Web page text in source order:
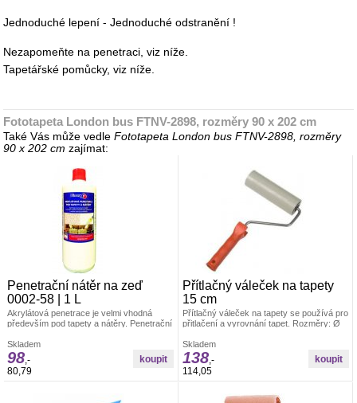
Jednoduché lepení - Jednoduché odstranění !
Nezapomeňte na penetraci, viz níže.
Tapetářské pomůcky, viz níže.
Fototapeta London bus FTNV-2898, rozměry 90 x 202 cm
Také Vás může vedleFototapeta London bus FTNV-2898, rozměry
90 x 202 cm zajímat:
Penetrační nátěr na zeď
0002-58 | 1 L
Akrylátová penetrace je velmi vhodná
především pod tapety a nátěry. Penetrační
kopolymeru.
Skladem
98 ,-
80,79
Přítlačný váleček na tapety
15 cm
Přítlačný váleček na tapety se používá pro
přitlačení a vyrovnání tapet. Rozměry: Ø
PUR pěny, umělohmotný držák +
pozinkovaný drát 6/8 mm
Skladem
138,-
114,05